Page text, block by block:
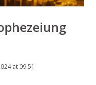
at 09:51